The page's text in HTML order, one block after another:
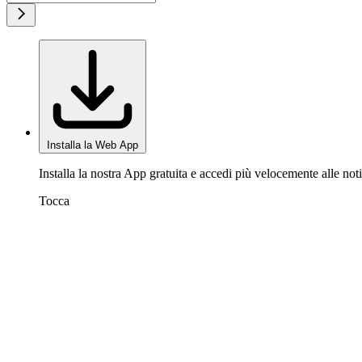
Installa la Web App
Installa la nostra App gratuita e accedi più velocemente alle
Tocca